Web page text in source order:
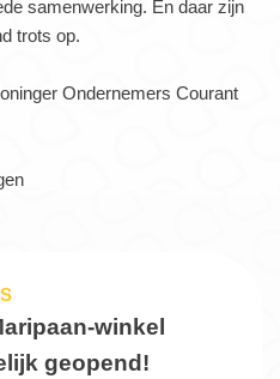
samenwerking. En daar zijn
trots op.
Ondernemers Courant
winkel
geopend!